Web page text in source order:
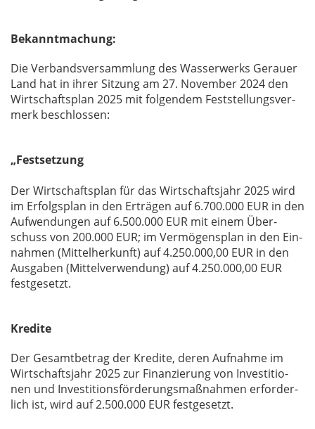
Bekanntmachung:
Die Ver­bands­ver­samm­lung des Was­ser­werks Ge­r­au­er
Land hat in ih­rer Sit­zung am 27. No­vem­ber 2024 den
Wirt­schafts­plan 2025 mit fol­gen­dem Fest­stel­lungs­ver­
merk be­schlos­sen:
„Festsetzung
Der Wirt­schafts­plan für das Wirt­schafts­jahr 2025 wird
im Er­folgs­plan in den Er­trä­gen auf 6.700.000 EUR in den
Auf­wen­dun­gen auf 6.500.000 EUR mit ei­nem Über­
schuss von 200.000 EUR; im Ver­mö­gens­plan in den Ein­
nah­men (Mit­tel­her­kunft) auf 4.250.000,00 EUR in den
Aus­ga­ben (Mit­tel­ver­wen­dung) auf 4.250.000,00 EUR
fest­ge­setzt.
Kredite
Der Ge­samt­be­trag der Kre­di­te, de­ren Auf­nah­me im
Wirt­schafts­jahr 2025 zur Fi­nan­zie­rung von In­ves­ti­tio­
nen und In­ves­ti­ti­ons­för­de­rungs­maß­nah­men er­for­der­
lich ist, wird auf 2.500.000 EUR fest­ge­setzt.